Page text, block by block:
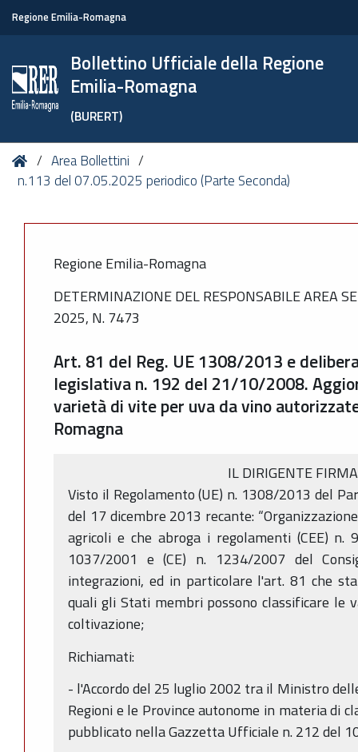
Regione Emilia-Romagna
Bollettino Ufficiale della Regione
Emilia-Romagna
(BURERT)
Tu
sei
HomeArea Bollettini
n.113 del 07.05.2025 periodico (Parte Seconda)
Regione Emilia-Romagna
DETERMINAZIONE DEL RESPONSABILE AREA
2025, N. 7473
Art. 81 del Reg. UE 1308/2013 e
legislativa n. 192 del 21/10/2008.
varietà di vite per uva da vino
Romagna
IL DIRIGENTE
Visto il Regolamento (UE) n. 1308/2013 del
del 17 dicembre 2013 recante:
agricoli e che abroga i regolamenti (CEE) n.
1037/2001 e (CE) n. 1234/2007 del
integrazioni, ed in particolare l'art. 81 che
quali gli Stati membri possono classificare le
coltivazione;
Richiamati:
- l'Accordo del 25 luglio 2002 tra il Ministro
Regioni e le Province autonome in materia di
pubblicato nella Gazzetta Ufficiale n. 212 del